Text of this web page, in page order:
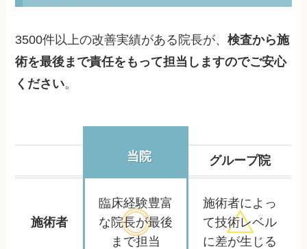
3500件以上の改善実績がある院長が、検査から施
術を最後まで責任をもって担当しますのでご安心
ください。
当院 グループ院
施術者
臨床経験豊富
な院長が最後
まで担当
施術者によっ
て技術レベル
に差が生じる